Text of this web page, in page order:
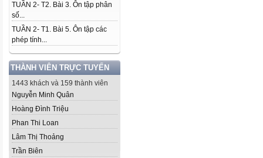
TUẦN 2- T2. Bài 3. Ôn tập phân
số...
TUẦN 2- T1. Bài 5. Ôn tập các
phép tính...
THÀNH VIÊN TRỰC TUYẾN
1443 khách và 159 thành viên
Nguyễn Minh Quân
Hoàng Đình Triệu
Phan Thi Loan
Lâm Thị Thoảng
Trần Biên